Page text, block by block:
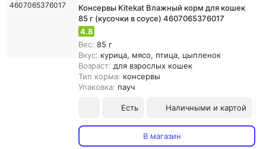
Консервы Kitekat Влажный корм для кошек
85 г (кусочки в соусе) 4607065376017
4.8
Вес: 85 г
Вкус: курица, мясо, птица, цыпленок
Возраст: для взрослых кошек
Тип корма: консервы
Упаковка: пауч
Есть Наличными и картой
В магазин